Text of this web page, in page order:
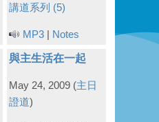
講道系列 (5)
MP3 | Notes
與主生活在一起
May 24, 2009 (主日
證道)